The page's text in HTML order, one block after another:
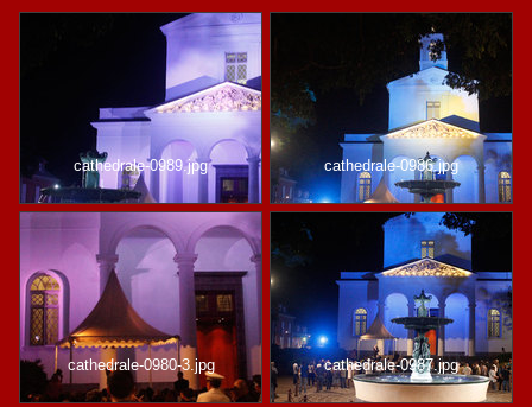
cathedrale-0989.jpg cathedrale-0986.jpg
cathedrale-0980-3.jpg cathedrale-0987.jpg